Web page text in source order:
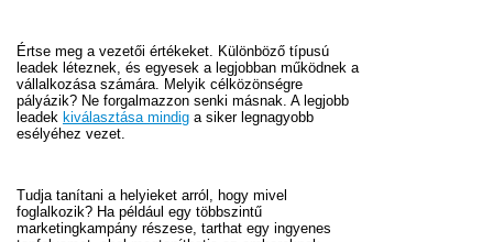
Értse meg a vezetői értékeket. Különböző típusú
leadek léteznek, és egyesek a legjobban működnek a
vállalkozása számára. Melyik célközönségre
pályázik? Ne forgalmazzon senki másnak. A legjobb
leadek kiválasztása mindig a siker legnagyobb
esélyéhez vezet.
Tudja tanítani a helyieket arról, hogy mivel
foglalkozik? Ha például egy többszintű
marketingkampány részese, tarthat egy ingyenes